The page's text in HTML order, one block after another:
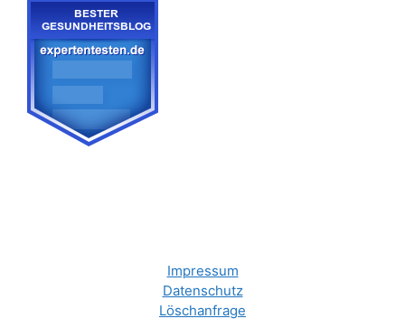
Impressum
Datenschutz
Löschanfrage